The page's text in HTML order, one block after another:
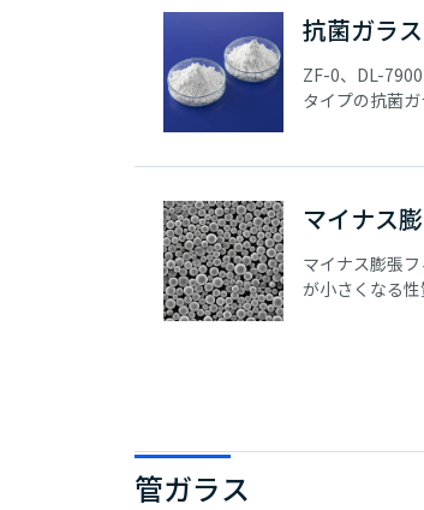
抗菌ガラス
ZF-0、DL-
タイプの抗菌
があります。
マイナス
マイナス膨張
が小さくなる
管ガラス